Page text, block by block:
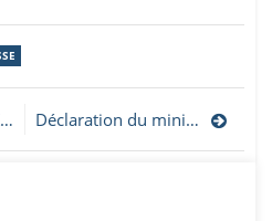
Déclaration du ministère artsakhiote des Affaires étrangères à l’occasion du 32ème anniversaire de la proclamation de la République d’Artsakh